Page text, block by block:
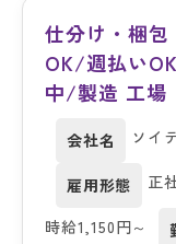
仕分け・梱
OK/週払い
中/製造 工場
会社名 ソイ
雇用形態 正
時給1,150円～